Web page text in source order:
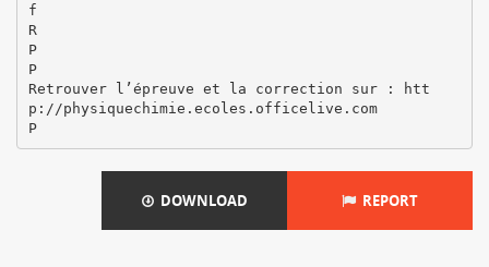
f
R
P
P
Retrouver l’épreuve et la correction sur : htt
p://physiquechimie.ecoles.officelive.com
P
DOWNLOAD REPORT